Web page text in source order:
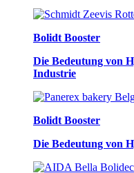
Bolidt Booster
Die Bedeutung von
Industrie
Bolidt Booster
Die Bedeutung von